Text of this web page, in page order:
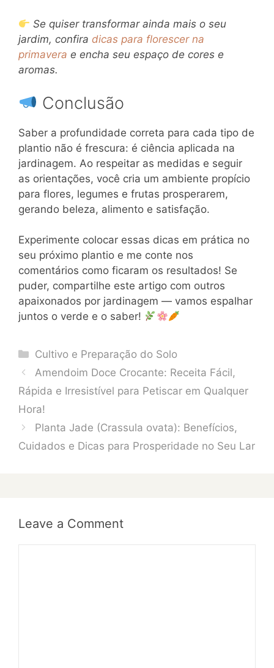
Se quiser transformar ainda mais o seu
jardim, confira dicas para florescer na
primavera e encha seu espaço de cores e
aromas.
Conclusão
Saber a profundidade correta para cada tipo de
plantio não é frescura: é ciência aplicada na
jardinagem. Ao respeitar as medidas e seguir
as orientações, você cria um ambiente propício
para flores, legumes e frutas prosperarem,
gerando beleza, alimento e satisfação.
Experimente colocar essas dicas em prática no
seu próximo plantio e me conte nos
comentários como ficaram os resultados! Se
puder, compartilhe este artigo com outros
apaixonados por jardinagem — vamos espalhar
juntos o verde e o saber!
Categories
Cultivo e Preparação do Solo
Amendoim Doce Crocante: Receita Fácil,
Rápida e Irresistível para Petiscar em Qualquer
Hora!
Planta Jade (Crassula ovata): Benefícios,
Cuidados e Dicas para Prosperidade no Seu Lar
Leave a Comment